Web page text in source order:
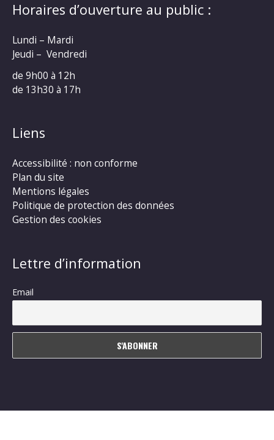
Horaires d’ouverture au public :
Lundi – Mardi
Jeudi – Vendredi
de 9h00 à 12h
de 13h30 à 17h
Liens
Accessibilité : non conforme
Plan du site
Mentions légales
Politique de protection des données
Gestion des cookies
Lettre d’information
Email